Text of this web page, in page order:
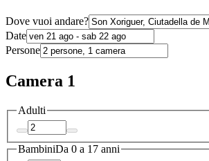
Dove vuoi andare?
Date
Persone
Camera 1
Adulti
BambiniDa 0 a 17 anni